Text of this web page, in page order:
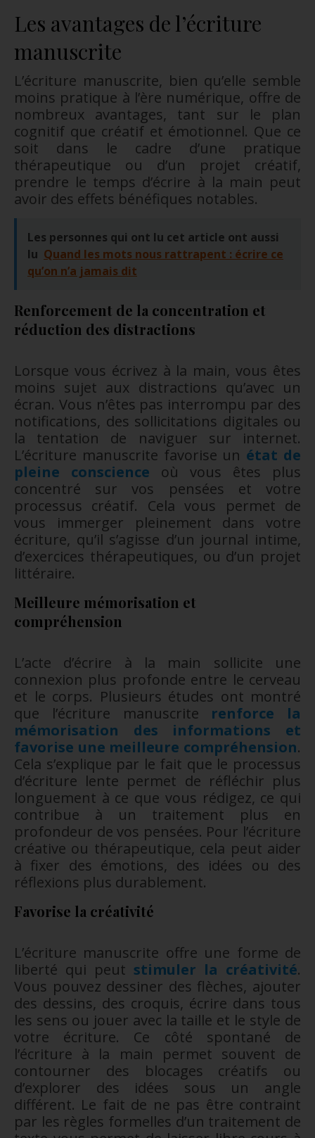
Les avantages de l’écriture
manuscrite
L’écriture manuscrite, bien qu’elle semble
moins pratique à l’ère numérique, offre de
nombreux avantages, tant sur le plan
cognitif que créatif et émotionnel. Que ce
soit dans le cadre d’une pratique
thérapeutique ou d’un projet créatif,
prendre le temps d’écrire à la main peut
avoir des effets bénéfiques notables.
Les personnes qui ont lu cet article ont aussi
lu Quand les mots nous rattrapent : écrire ce
qu’on n’a jamais dit
Renforcement de la concentration et
réduction des distractions
Lorsque vous écrivez à la main, vous êtes
moins sujet aux distractions qu’avec un
écran. Vous n’êtes pas interrompu par des
notifications, des sollicitations digitales ou
la tentation de naviguer sur internet.
L’écriture manuscrite favorise un état de
pleine conscience où vous êtes plus
concentré sur vos pensées et votre
processus créatif. Cela vous permet de
vous immerger pleinement dans votre
écriture, qu’il s’agisse d’un journal intime,
d’exercices thérapeutiques, ou d’un projet
littéraire.
Meilleure mémorisation et
compréhension
L’acte d’écrire à la main sollicite une
connexion plus profonde entre le cerveau
et le corps. Plusieurs études ont montré
que l’écriture manuscrite renforce la
mémorisation des informations et
favorise une meilleure compréhension.
Cela s’explique par le fait que le processus
d’écriture lente permet de réfléchir plus
longuement à ce que vous rédigez, ce qui
contribue à un traitement plus en
profondeur de vos pensées. Pour l’écriture
créative ou thérapeutique, cela peut aider
à fixer des émotions, des idées ou des
réflexions plus durablement.
Favorise la créativité
L’écriture manuscrite offre une forme de
liberté qui peut stimuler la créativité.
Vous pouvez dessiner des flèches, ajouter
des dessins, des croquis, écrire dans tous
les sens ou jouer avec la taille et le style de
votre écriture. Ce côté spontané de
l’écriture à la main permet souvent de
contourner des blocages créatifs ou
d’explorer des idées sous un angle
différent. Le fait de ne pas être contraint
par les règles formelles d’un traitement de